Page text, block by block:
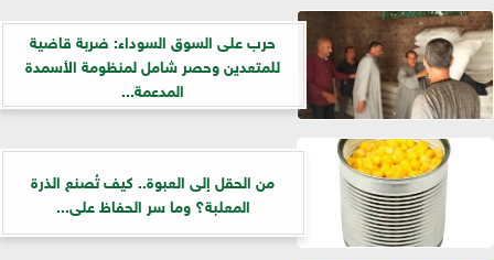
حرب على السوق السوداء: ضربة قاضية
للمتعدين وحصر شامل لمنظومة الأسمدة
المدعمة...
من الحقل إلى العبوة.. كيف تُصنع الذرة
المعلبة؟ وما سر الحفاظ على...